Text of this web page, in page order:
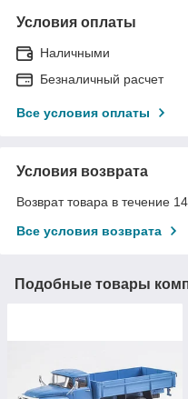
Условия оплаты
Наличными
Безналичный расчет
Все условия оплаты
Условия возврата
Возврат товара в течение
Все условия возврата
Подобные товары